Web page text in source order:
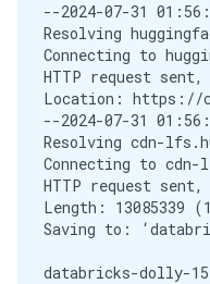
--2024-07-31
Resolving
Connecting to
HTTP request
Location: https://cdn-
--2024-07-31
Resolving cdn-
Connecting to
HTTP request
Length: 13085339
Saving to:
databricks-dolly-15